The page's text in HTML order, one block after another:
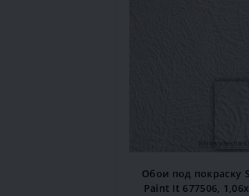
Обои под покраску
Paint It 677506,